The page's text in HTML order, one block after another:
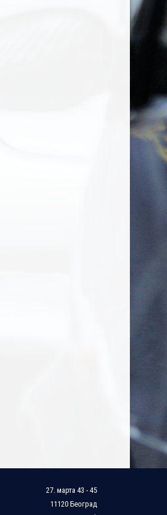
27. марта 43 - 45
11120 Београд